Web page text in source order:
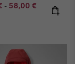
sale price:
- Maximum sale
58,00 € Regular